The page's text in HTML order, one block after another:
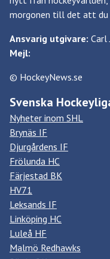
morgonen till det att du
Ansvarig utgivare: Carl
Mejl:
© HockeyNews.se
Svenska
Nyheter inom SHL
Brynäs IF
Djurgårdens IF
Frölunda HC
Färjestad BK
HV71
Leksands IF
Linköping HC
Luleå HF
Malmö Redhawks